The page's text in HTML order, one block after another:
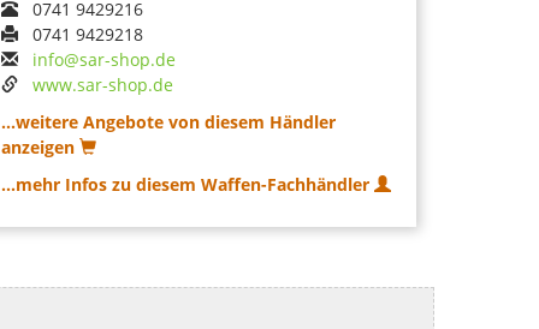
0741 9429216
0741 9429218
info@sar-shop.de
www.sar-shop.de
...weitere Angebote von diesem Händler
anzeigen
...mehr Infos zu diesem Waffen-Fachhändler